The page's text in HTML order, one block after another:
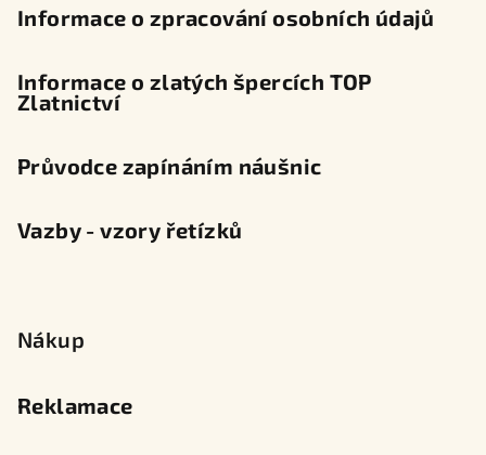
Informace o zpracování osobních údajů
Informace o zlatých špercích TOP
Zlatnictví
Průvodce zapínáním náušnic
Vazby - vzory řetízků
Nákup
Reklamace